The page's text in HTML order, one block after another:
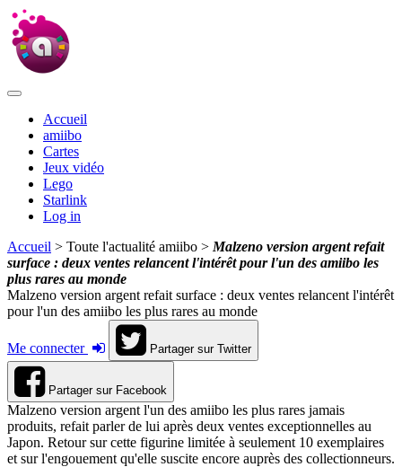
Accueil
amiibo
Cartes
Jeux vidéo
Lego
Starlink
Log in
Accueil > Toute l'actualité amiibo > Malzeno version argent refait
surface : deux ventes relancent l'intérêt pour l'un des amiibo les
plus rares au monde
Malzeno version argent refait surface : deux ventes relancent l'intérêt
pour l'un des amiibo les plus rares au monde
Me connecter Partager sur Twitter
Partager sur Facebook
Malzeno version argent l'un des amiibo les plus rares jamais
produits, refait parler de lui après deux ventes exceptionnelles au
Japon. Retour sur cette figurine limitée à seulement 10 exemplaires
et sur l'engouement qu'elle suscite encore auprès des collectionneurs.